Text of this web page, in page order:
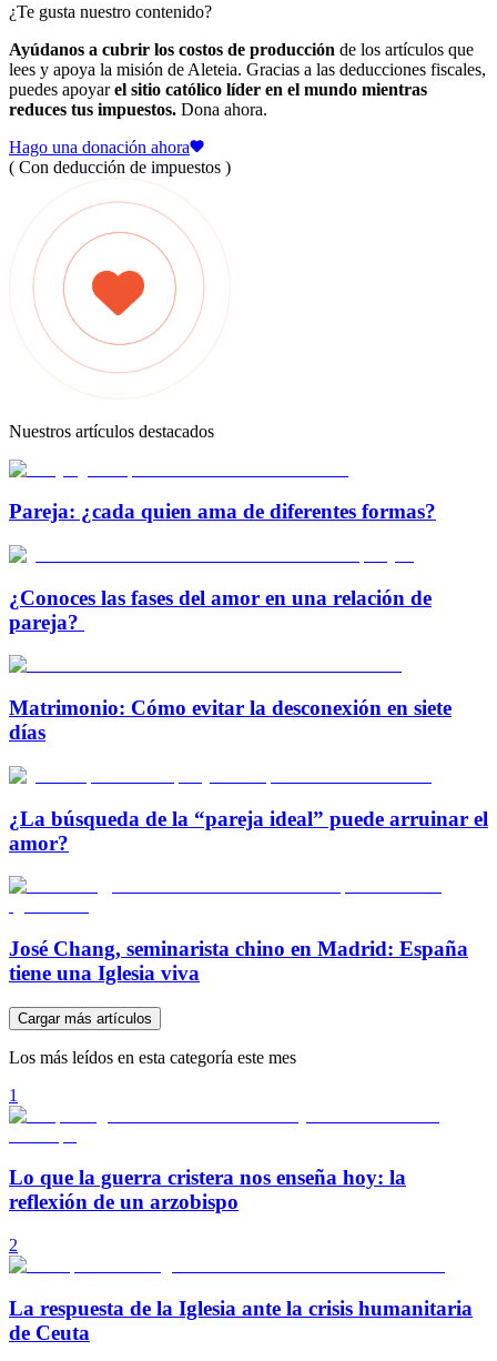
¿Te gusta nuestro contenido?
Ayúdanos a cubrir los costos de producción de los artículos que
lees y apoya la misión de Aleteia. Gracias a las deducciones fiscales,
puedes apoyarel sitio católico líder en el mundo mientras
reduces tus impuestos. Dona ahora.
Hago una donación ahora
( Con deducción de impuestos )
Nuestros artículos destacados
Pareja: ¿cada quien ama de diferentes formas?
¿Conoces las fases del amor en una relación de
pareja?
Matrimonio: Cómo evitar la desconexión en siete
días
¿La búsqueda de la “pareja ideal” puede arruinar el
amor?
José Chang, seminarista chino en Madrid: España
tiene una Iglesia viva
Cargar más artículos
Los más leídos en esta categoría este mes
1
Lo que la guerra cristera nos enseña hoy: la
reflexión de un arzobispo
2
La respuesta de la Iglesia ante la crisis humanitaria
de Ceuta